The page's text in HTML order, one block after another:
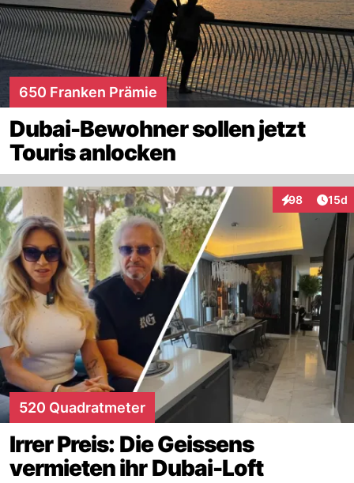
650 Franken Prämie
Dubai-Bewohner sollen jetzt
Touris anlocken
98
Interaktionen
15d
520 Quadratmeter
Irrer Preis: Die Geissens
vermieten ihr Dubai-Loft